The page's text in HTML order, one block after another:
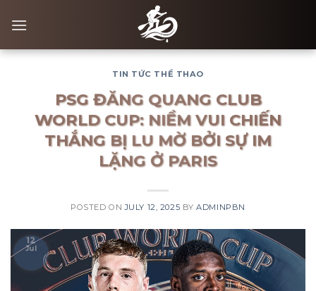
TIN TỨC THỂ THAO
PSG ĐĂNG QUANG CLUB
WORLD CUP: NIỀM VUI CHIẾN
THẮNG BỊ LU MỜ BỞI SỰ IM
LẶNG Ở PARIS
POSTED ONJULY 12, 2025 BYADMINPBN
12
Jul